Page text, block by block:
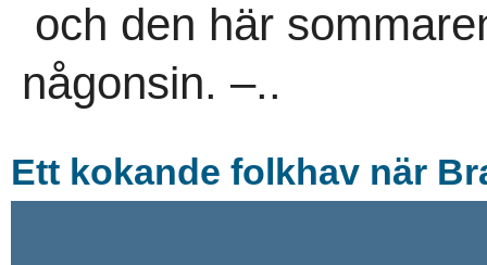
och den här
någonsin. –..
Ett kokande folkhav när